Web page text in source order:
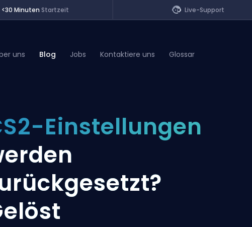
<30 Minuten Startzeit Live-Support
uns Blog Jobs Kontaktiere uns Glossar
Einstellungen